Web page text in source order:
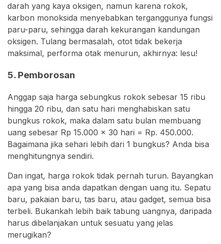
darah yang kaya oksigen, namun karena rokok,
karbon monoksida menyebabkan terganggunya fungsi
paru-paru, sehingga darah kekurangan kandungan
oksigen. Tulang bermasalah, otot tidak bekerja
maksimal, performa otak menurun, akhirnya: lesu!
5. Pemborosan
Anggap saja harga sebungkus rokok sebesar 15 ribu
hingga 20 ribu, dan satu hari menghabiskan satu
bungkus rokok, maka dalam satu bulan membuang
uang sebesar Rp 15.000 x 30 hari = Rp. 450.000.
Bagaimana jika sehari lebih dari 1 bungkus? Anda bisa
menghitungnya sendiri.
Dan ingat, harga rokok tidak pernah turun. Bayangkan
apa yang bisa anda dapatkan dengan uang itu. Sepatu
baru, pakaian baru, tas baru, atau gadget, semua bisa
terbeli. Bukankah lebih baik tabung uangnya, daripada
harus dibelanjakan untuk sesuatu yang jelas
merugikan?